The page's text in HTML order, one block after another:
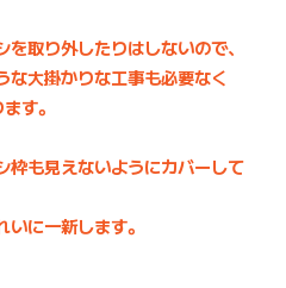
を取り外したりはしないので、
な大掛かりな工事も必要なく
す。
枠も見えないようにカバーして
いに一新します。